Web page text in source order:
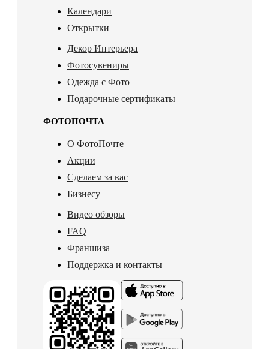
Календари
Открытки
Декор Интерьера
Фотосувениры
Одежда с Фото
Подарочные сертификаты
ФОТОПОЧТА
О ФотоПочте
Акции
Сделаем за вас
Бизнесу
Видео обзоры
FAQ
Франшиза
Поддержка и контакты